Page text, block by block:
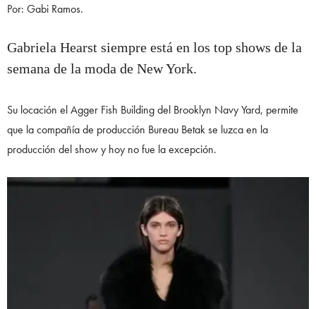
Por: Gabi Ramos.
Gabriela Hearst siempre está en los top shows de la
semana de la moda de New York.
Su locación el Agger Fish Building del Brooklyn Navy Yard, permite
que la compañía de producción Bureau Betak se luzca en la
producción del show y hoy no fue la excepción.